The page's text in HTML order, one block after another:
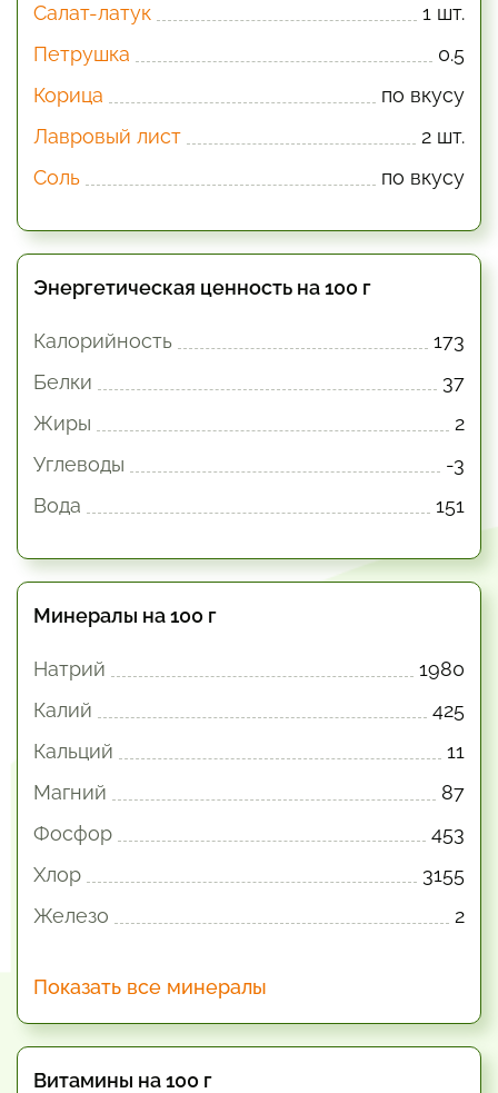
Салат-латук
1 шт.
Петрушка
0.5
Корица
по вкусу
Лавровый лист
2 шт.
Соль
по вкусу
Энергетическая ценность на 100 г
Калорийность
173
Белки
37
Жиры
2
Углеводы
-3
Вода
151
Минералы на 100 г
Натрий
1980
Калий
425
Кальций
11
Магний
87
Фосфор
453
Хлор
3155
Железо
2
Показать все минералы
Витамины на 100 г